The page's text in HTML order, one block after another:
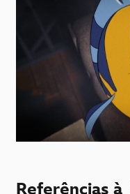
Referências à